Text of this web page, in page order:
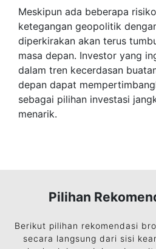
Meskipun ada beberapa
ketegangan geopolitik
diperkirakan akan terus
masa depan. Investor yang
dalam tren kecerdasan
depan dapat
sebagai pilihan investasi
menarik.
Pilihan
Berikut pilihan rekomendasi
secara langsung dari sisi